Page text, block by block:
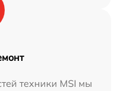
техники MSI мы